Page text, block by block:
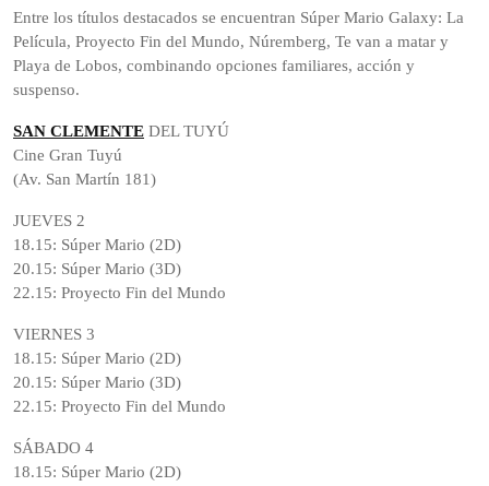
Entre los títulos destacados se encuentran Súper Mario Galaxy: La
Película, Proyecto Fin del Mundo, Núremberg, Te van a matar y
Playa de Lobos, combinando opciones familiares, acción y
suspenso.
SAN CLEMENTE DEL TUYÚ
Cine Gran Tuyú
(Av. San Martín 181)
JUEVES 2
18.15: Súper Mario (2D)
20.15: Súper Mario (3D)
22.15: Proyecto Fin del Mundo
VIERNES 3
18.15: Súper Mario (2D)
20.15: Súper Mario (3D)
22.15: Proyecto Fin del Mundo
SÁBADO 4
18.15: Súper Mario (2D)